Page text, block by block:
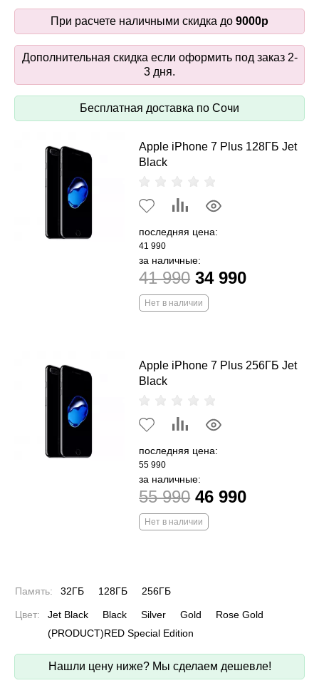
При расчете наличными скидка до 9000р
Дополнительная скидка если оформить под заказ 2-
3 дня.
Бесплатная доставка по Сочи
Apple iPhone 7 Plus 128ГБ Jet
Black
последняя цена:
41 990
за наличные:
41 990 34 990
Нет в наличии
Apple iPhone 7 Plus 256ГБ Jet
Black
последняя цена:
55 990
за наличные:
55 990 46 990
Нет в наличии
Память: 32ГБ 128ГБ 256ГБ
Цвет: Jet Black Black Silver Gold
Rose Gold
(PRODUCT)RED Special Edition
Нашли цену ниже? Мы сделаем дешевле!